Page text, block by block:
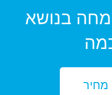
בנושא